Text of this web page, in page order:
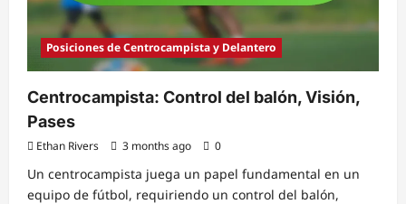
Posiciones de Centrocampista y Delantero
Centrocampista: Control del balón, Visión,
Pases
Ethan Rivers 3 months ago 0
Un centrocampista juega un papel fundamental en un
equipo de fútbol, requiriendo un control del balón,